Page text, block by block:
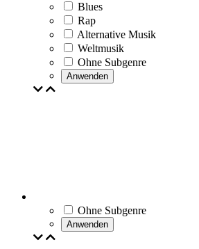
Blues
Rap
Alternative Musik
Weltmusik
Ohne Subgenre
Anwenden
Ohne Subgenre
Anwenden